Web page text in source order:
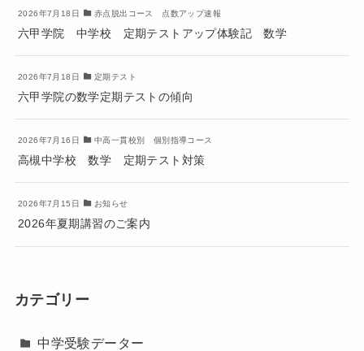
2026年7月18日 赤点脱出コース 点数アップ速報
六甲学院 中学校 定期テストアップ体験記 数学
2026年7月18日 定期テスト
六甲学院の数学定期テストの傾向
2026年7月16日 中高一貫校別 個別指導コース
高槻中学校 数学 定期テスト対策
2026年7月15日 お知らせ
2026年夏期講習のご案内
カテゴリー
中学受験データー